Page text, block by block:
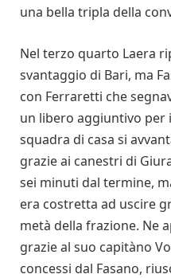
una bella tripla della
Nel terzo quarto Laera
svantaggio di Bari, ma
con Ferraretti che
un libero aggiuntivo per
squadra di casa si
grazie ai canestri di
sei minuti dal termine,
era costretta ad uscire
metà della frazione. Ne
grazie al suo capitàno
concessi dal Fasano,